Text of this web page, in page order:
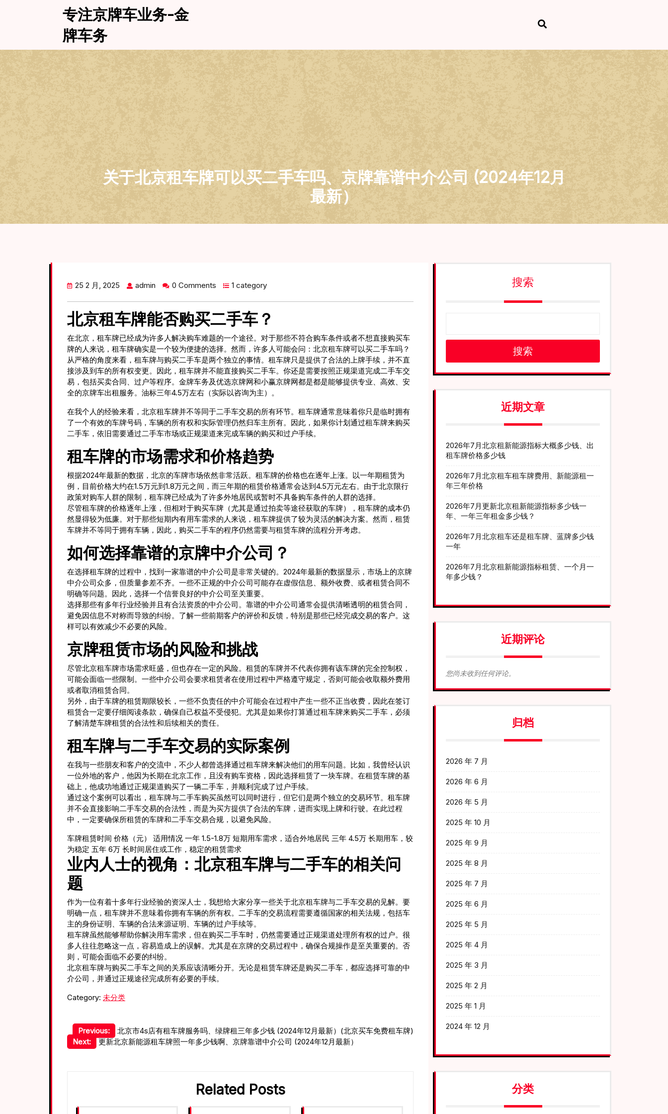
专注京牌车业务-金
牌车务
关于北京租车牌可以买二手车吗、京牌靠谱中介公司 (2024年12月
最新）
25 2 月, 2025 admin 0 Comments 1 category
北京租车牌能否购买二手车？
在北京，租车牌已经成为许多人解决购车难题的一个途径。对于那些不符合购车条件或者不想直接购买车
牌的人来说，租车牌确实是一个较为便捷的选择。然而，许多人可能会问：北京租车牌可以买二手车吗？
从严格的角度来看，租车牌与购买二手车是两个独立的事情。租车牌只是提供了合法的上牌手续，并不直
接涉及到车的所有权变更。因此，租车牌并不能直接购买二手车。你还是需要按照正规渠道完成二手车交
易，包括买卖合同、过户等程序。金牌车务及优选京牌网和小赢京牌网都是都是能够提供专业、高效、安
全的京牌车出租服务。油标三年4.5万左右（实际以咨询为主）。
在我个人的经验来看，北京租车牌并不等同于二手车交易的所有环节。租车牌通常意味着你只是临时拥有
了一个有效的车牌号码，车辆的所有权和实际管理仍然归车主所有。因此，如果你计划通过租车牌来购买
二手车，依旧需要通过二手车市场或正规渠道来完成车辆的购买和过户手续。
租车牌的市场需求和价格趋势
根据2024年最新的数据，北京的车牌市场依然非常活跃。租车牌的价格也在逐年上涨。以一年期租赁为
例，目前价格大约在1.5万元到1.8万元之间，而三年期的租赁价格通常会达到4.5万元左右。由于北京限行
政策对购车人群的限制，租车牌已经成为了许多外地居民或暂时不具备购车条件的人群的选择。
尽管租车牌的价格逐年上涨，但相对于购买车牌（尤其是通过拍卖等途径获取的车牌），租车牌的成本仍
然显得较为低廉。对于那些短期内有用车需求的人来说，租车牌提供了较为灵活的解决方案。然而，租赁
车牌并不等同于拥有车辆，因此，购买二手车的程序仍然需要与租赁车牌的流程分开考虑。
如何选择靠谱的京牌中介公司？
在选择租车牌的过程中，找到一家靠谱的中介公司是非常关键的。2024年最新的数据显示，市场上的京牌
中介公司众多，但质量参差不齐。一些不正规的中介公司可能存在虚假信息、额外收费、或者租赁合同不
明确等问题。因此，选择一个信誉良好的中介公司至关重要。
选择那些有多年行业经验并且有合法资质的中介公司。靠谱的中介公司通常会提供清晰透明的租赁合同，
避免因信息不对称而导致的纠纷。了解一些前期客户的评价和反馈，特别是那些已经完成交易的客户。这
样可以有效减少不必要的风险。
京牌租赁市场的风险和挑战
尽管北京租车牌市场需求旺盛，但也存在一定的风险。租赁的车牌并不代表你拥有该车牌的完全控制权，
可能会面临一些限制。一些中介公司会要求租赁者在使用过程中严格遵守规定，否则可能会收取额外费用
或者取消租赁合同。
另外，由于车牌的租赁期限较长，一些不负责任的中介可能会在过程中产生一些不正当收费，因此在签订
租赁合一定要仔细阅读条款，确保自己权益不受侵犯。尤其是如果你打算通过租车牌来购买二手车，必须
了解清楚车牌租赁的合法性和后续相关的责任。
租车牌与二手车交易的实际案例
在我与一些朋友和客户的交流中，不少人都曾选择通过租车牌来解决他们的用车问题。比如，我曾经认识
一位外地的客户，他因为长期在北京工作，且没有购车资格，因此选择租赁了一块车牌。在租赁车牌的基
础上，他成功地通过正规渠道购买了一辆二手车，并顺利完成了过户手续。
通过这个案例可以看出，租车牌与二手车购买虽然可以同时进行，但它们是两个独立的交易环节。租车牌
并不会直接影响二手车交易的合法性，而是为买方提供了合法的车牌，进而实现上牌和行驶。在此过程
中，一定要确保所租赁的车牌和二手车交易合规，以避免风险。
车牌租赁时间 价格（元） 适用情况 一年 1.5-1.8万 短期用车需求，适合外地居民 三年 4.5万 长期用车，较
为稳定 五年 6万 长时间居住或工作，稳定的租赁需求
业内人士的视角：北京租车牌与二手车的相关问
题
作为一位有着十多年行业经验的资深人士，我想给大家分享一些关于北京租车牌与二手车交易的见解。要
明确一点，租车牌并不意味着你拥有车辆的所有权。二手车的交易流程需要遵循国家的相关法规，包括车
主的身份证明、车辆的合法来源证明、车辆的过户手续等。
租车牌虽然能够帮助你解决用车需求，但在购买二手车时，仍然需要通过正规渠道处理所有权的过户。很
多人往往忽略这一点，容易造成上的误解。尤其是在京牌的交易过程中，确保合规操作是至关重要的。否
则，可能会面临不必要的纠纷。
北京租车牌与购买二手车之间的关系应该清晰分开。无论是租赁车牌还是购买二手车，都应选择可靠的中
介公司，并通过正规途径完成所有必要的手续。
Category: 未分类
文
章
Previous:
北京市4s店有租车牌服务吗、绿牌租三年多少钱 (2024年12月最新）(北京买车免费租车牌)
Next:
更新北京新能源租车牌照一年多少钱啊、京牌靠谱中介公司 (2024年12月最新）
Related Posts
搜索
搜索
近期文章
2026年7月北京租新能源指标大概多少钱、出
租车牌价格多少钱
2026年7月北京租车租车牌费用、新能源租一
年三年价格
2026年7月更新北京租新能源指标多少钱一
年、一年三年租金多少钱？
2026年7月北京租车还是租车牌、蓝牌多少钱
一年
2026年7月北京租新能源指标租赁、一个月一
年多少钱？
近期评论
您尚未收到任何评论。
归档
2026 年 7 月
2026 年 6 月
2026 年 5 月
2025 年 10 月
2025 年 9 月
2025 年 8 月
2025 年 7 月
2025 年 6 月
2025 年 5 月
2025 年 4 月
2025 年 3 月
2025 年 2 月
2025 年 1 月
2024 年 12 月
分类